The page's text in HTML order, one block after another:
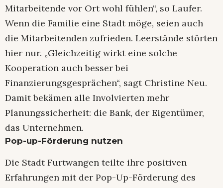
Mitarbeitende vor Ort wohl fühlen“, so Laufer.
Wenn die Familie eine Stadt möge, seien auch
die Mitarbeitenden zufrieden. Leerstände störten
hier nur. „Gleichzeitig wirkt eine solche
Kooperation auch besser bei
Finanzierungsgesprächen“, sagt Christine Neu.
Damit bekämen alle Involvierten mehr
Planungssicherheit: die Bank, der Eigentümer,
das Unternehmen.
Pop-up-Förderung nutzen
Die Stadt Furtwangen teilte ihre positiven
Erfahrungen mit der Pop-Up-Förderung des